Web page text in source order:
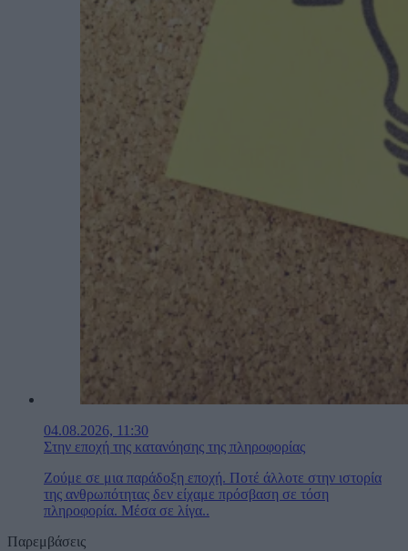
04.08.2026, 11:30
Στην εποχή της κατανόησης της πληροφορίας
Ζούμε σε μια παράδοξη εποχή. Ποτέ άλλοτε στην ιστορία
της ανθρωπότητας δεν είχαμε πρόσβαση σε τόση
πληροφορία. Μέσα σε λίγα..
Παρεμβάσεις